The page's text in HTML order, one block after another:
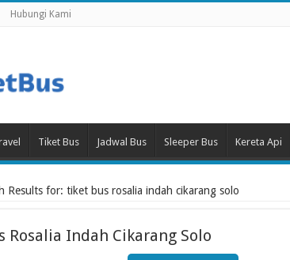
Hubungi Kami
Tiket Bus Jadwal Bus Sleeper Bus Kereta Api
Results for: tiket bus rosalia indah cikarang solo
Rosalia Indah Cikarang Solo